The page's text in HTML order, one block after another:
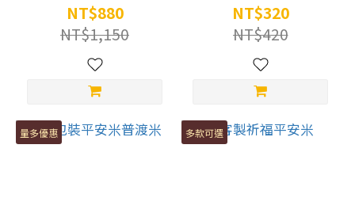
NT$880
NT$1,150
NT$320
NT$420
量多優惠 多款可選